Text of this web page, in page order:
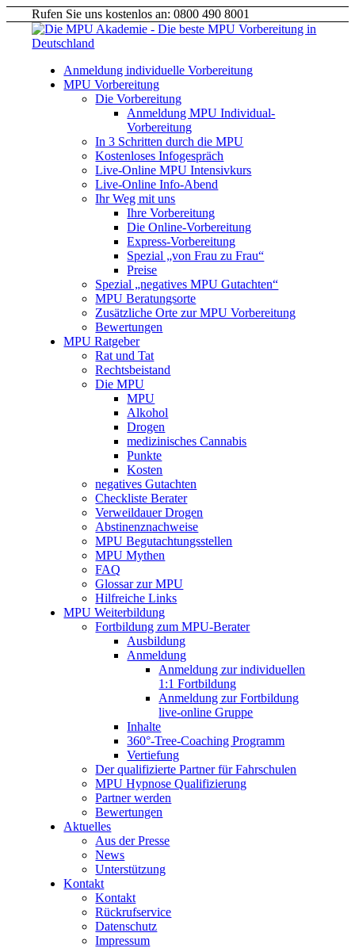
Rufen Sie uns kostenlos an: 0800 490 8001
Anmeldung individuelle Vorbereitung
MPU Vorbereitung
Die Vorbereitung
Anmeldung MPU Individual-
Vorbereitung
In 3 Schritten durch die MPU
Kostenloses Infogespräch
Live-Online MPU Intensivkurs
Live-Online Info-Abend
Ihr Weg mit uns
Ihre Vorbereitung
Die Online-Vorbereitung
Express-Vorbereitung
Spezial „von Frau zu Frau“
Preise
Spezial „negatives MPU Gutachten“
MPU Beratungsorte
Zusätzliche Orte zur MPU Vorbereitung
Bewertungen
MPU Ratgeber
Rat und Tat
Rechtsbeistand
Die MPU
MPU
Alkohol
Drogen
medizinisches Cannabis
Punkte
Kosten
negatives Gutachten
Checkliste Berater
Verweildauer Drogen
Abstinenznachweise
MPU Begutachtungsstellen
MPU Mythen
FAQ
Glossar zur MPU
Hilfreiche Links
MPU Weiterbildung
Fortbildung zum MPU-Berater
Ausbildung
Anmeldung
Anmeldung zur individuellen
1:1 Fortbildung
Anmeldung zur Fortbildung
live-online Gruppe
Inhalte
360°-Tree-Coaching Programm
Vertiefung
Der qualifizierte Partner für Fahrschulen
MPU Hypnose Qualifizierung
Partner werden
Bewertungen
Aktuelles
Aus der Presse
News
Unterstützung
Kontakt
Kontakt
Rückrufservice
Datenschutz
Impressum